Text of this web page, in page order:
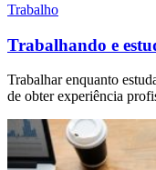
Trabalho
Trabalhando e
Trabalhar enquanto
de obter experiência